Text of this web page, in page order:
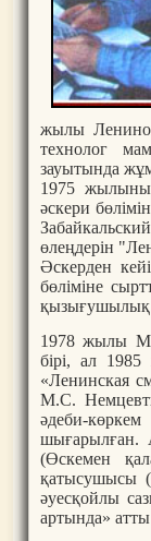
жылы
технолог
зауытында
1975
әскери
өлеңдерін
Әскерден
бөліміне
қызығушылық
1978 жылы
бірі, ал
«Ленинская
М.С.
әдеби-
шығарылған.
(Өскемен
қатысушысы
әуесқойлы
артында»